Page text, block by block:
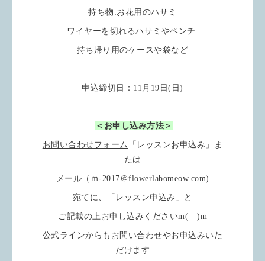
持ち物:お花用のハサミ
ワイヤーを切れるハサミやペンチ
持ち帰り用のケースや袋など
申込締切日：11月19日(日)
＜お申し込み方法＞
お問い合わせフォーム
「レッスンお申込み」ま
たは
メール（ｍ-2017＠flowerlabomeow.com)
宛てに、「レッスン申込み」と
ご記載の上お申し込みくださいm(__)m
公式ラインからもお問い合わせやお申込みいた
だけます